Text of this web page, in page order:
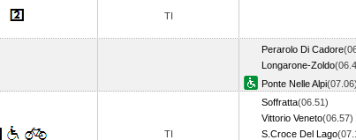
TI
Perarolo Di Cadore
Longarone-Zoldo
Ponte Nelle Alpi
TI
Soffratta(06.51)
Vittorio Veneto(06.57)
S.Croce Del Lago